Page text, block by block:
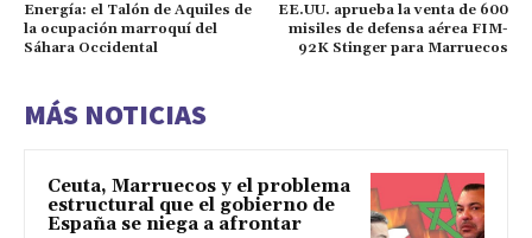
Energía: el Talón de Aquiles de
la ocupación marroquí del
Sáhara Occidental
EE.UU. aprueba la venta de 600
misiles de defensa aérea FIM-
92K Stinger para Marruecos
MÁS NOTICIAS
Ceuta, Marruecos y el problema
estructural que el gobierno de
España se niega a afrontar